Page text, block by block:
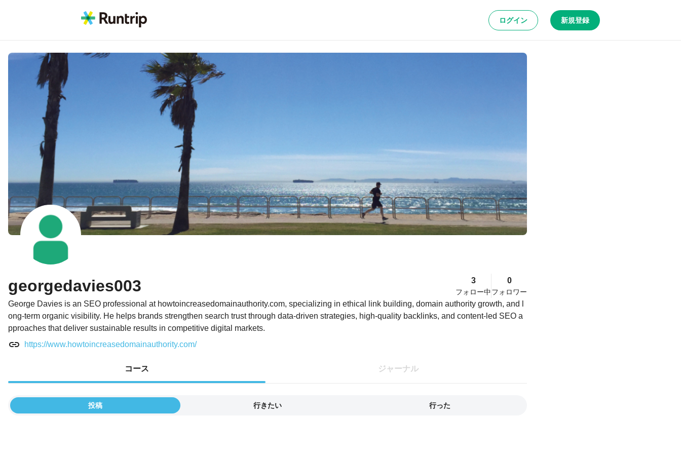
ログイン 新規登録
georgedavies003 3
フォロー中
0
フォロワー
George Davies is an SEO professional at howtoincreasedomainauthority.com, specializing in ethical link building, domain authority growth, and l
ong-term organic visibility. He helps brands strengthen search trust through data-driven strategies, high-quality backlinks, and content-led SEO a
pproaches that deliver sustainable results in competitive digital markets.
https://www.howtoincreasedomainauthority.com/
コース ジャーナル
投稿 行きたい 行った